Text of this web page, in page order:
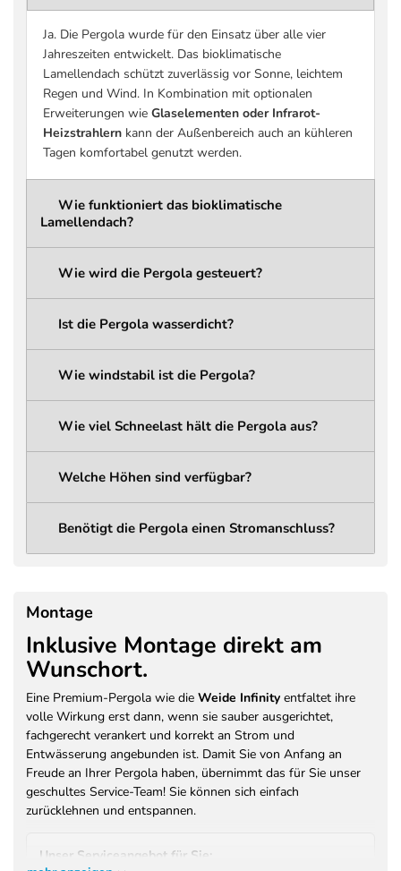
Regenklasse 2 – getestet bis 56
l/m² pro Stunde
Maximale Schneelast
(praxisrelevant)
bis zu 207 kg/m² (größenabhängig –
siehe Tabelle Schneelast)
Schneelast Pergola-
Konstruktion
bis zu 936 kg/m² (größenabhängig –
siehe Tabelle Schneelast)
Schneelast
bis zu 207 kg/m² (größenabhängig –
Gesamthöhe
wählbar: 261,6 cm / 276,6 cm /
Durchgangshöhe
ca. 236,6 cm / 251,6 cm / 266,6 cm
(abhängig von der gewählten
Gesamthöhe)
Entwässerungssystem
Regenwassermanagement mit
verdeckten Kanälen und
Wasserabfluss über die Pergola-
Pfosten
LED Schutzklasse
IP68 (wasserdicht)
Abstrahlwinkel
120°
LED Spannung
12V DC
Stromanschluss
für Licht und optionales
Farbe
Anthrazit (RAL 7016)
Beschichtung /
Brandschutz
Pulverbeschichtung –
Brandschutzklasse A2-s1, d0 (EN
13501)
Garantie Motor /
Antrieb
3 Jahre Herstellergarantie
/ Beschichtung
Pulverbeschichtung
Ja. Die Pergola wurde für den Einsatz über alle vier
Jahreszeiten entwickelt. Das bioklimatische
Lamellendach schützt zuverlässig vor Sonne, leichtem
Regen und Wind. In Kombination mit optionalen
Erweiterungen wie Glaselementen oder Infrarot-
Heizstrahlernkann der Außenbereich auch an kühleren
Tagen komfortabel genutzt werden.
Wie funktioniert das bioklimatische
Lamellendach?
Wie wird die Pergola gesteuert?
Ist die Pergola wasserdicht?
Wie windstabil ist die Pergola?
Wie viel Schneelast hält die Pergola aus?
Welche Höhen sind verfügbar?
Benötigt die Pergola einen Stromanschluss?
Montage
Inklusive Montage direkt am
Wunschort.
Eine Premium-Pergola wie die Weide Infinity entfaltet ihre
volle Wirkung erst dann, wenn sie sauber ausgerichtet,
fachgerecht verankert und korrekt an Strom und
Entwässerung angebunden ist. Damit Sie von Anfang an
Freude an Ihrer Pergola haben, übernimmt das für Sie unser
geschultes Service-Team! Sie können sich einfach
zurücklehnen und entspannen.
Unser Serviceangebot für Sie: